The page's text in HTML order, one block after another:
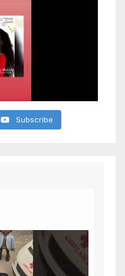
Subscribe